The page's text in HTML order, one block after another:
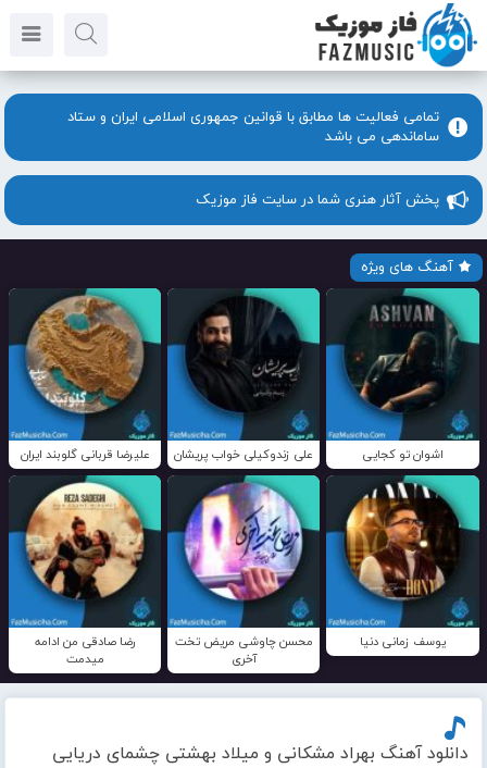
تمامی فعالیت ها مطابق با قوانین جمهوری اسلامی ایران و ستاد
ساماندهی می باشد
پخش آثار هنری شما در سایت فاز موزیک
آهنگ های ویژه
اشوان تو کجایی علی زندوکیلی خواب پریشان علیرضا قربانی گلوبند ایران
یوسف زمانی دنیا
محسن چاوشی مریض تخت
آخری
رضا صادقی من ادامه
میدمت
دانلود آهنگ بهراد مشکانی و میلاد بهشتی چشمای دریایی